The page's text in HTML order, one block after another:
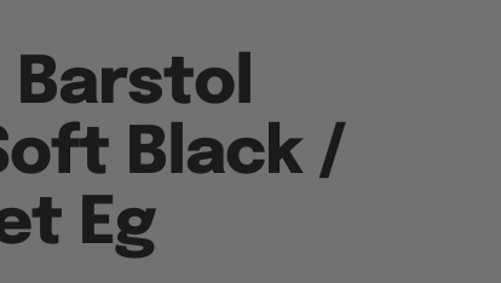
Barstol
Black /
Eg